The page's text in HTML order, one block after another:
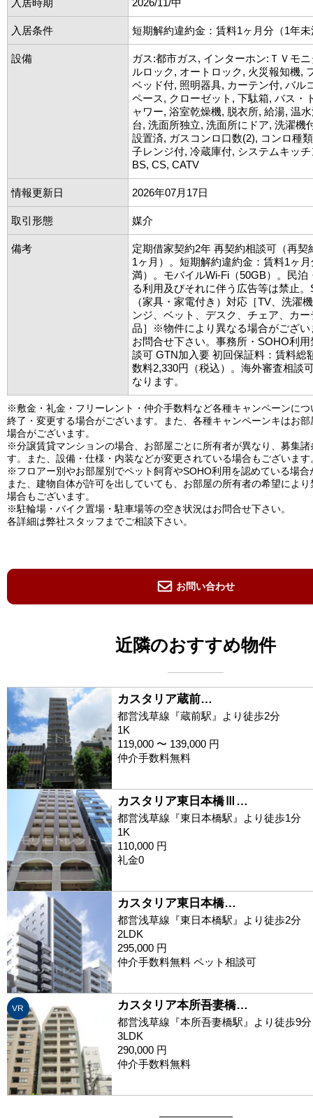
入居条件 短期解約違約金：賃料1ヶ月分（1年
設備
ガス:都市ガス, インターホン:ＴＶモ
ルロック, オートロック, 火災報知機,
ベッド付, 照明器具, カーテン付, バル
ペース, クローゼット, 下駄箱, バス・
ャワー, 浴室乾燥機, 脱衣所, 給湯, 温
台, 洗面所独立, 洗面所にドア, 洗濯機
設置済, ガスコンロ口数(2), コンロ種
子レンジ付, 冷蔵庫付, システムキッ
BS, CS, CATV
情報更新日 2026年07月17日
取引形態 媒介
備考
定期借家契約2年 再契約相談可（再契
1ヶ月）。短期解約違約金：賃料1ヶ
満）。モバイルWi-Fi（50GB）。民泊
る利用及びそれに伴う広告等は禁止
（家具・家電付き）対応［TV、洗濯
ンジ、ベット、デスク、チェア、カ
品］※物件により異なる場合がござい
お問合せ下さい。事務所・SOHO利
談可 GTN加入要 初回保証料：賃料総
数料2,330円（税込）。海外審査相談
なります。
※敷金・礼金・フリーレント・仲介手数料など各種キャンペーンにつ
終了・変更する場合がございます。また、各種キャンペーンキはお
場合がございます。
※分譲賃貸マンションの場合、お部屋ごとに所有者が異なり、募集諸
す。また、設備・仕様・内装などが変更されている場合もございます
※フロアー別やお部屋別でペット飼育やSOHO利用を認めている場合
また、建物自体が許可を出していても、お部屋の所有者の希望によ
場合もございます。
※駐輪場・バイク置場・駐車場等の空き状況はお問合せ下さい。
各詳細は弊社スタッフまでご相談下さい。
お問い合わせ
近隣のおすすめ物件
カスタリア蔵前…
都営浅草線『蔵前駅』より徒歩2分
1K
119,000 〜 139,000 円
仲介手数料無料
カスタリア東日本橋Ⅲ…
都営浅草線『東日本橋駅』より徒歩1分
1K
110,000 円
礼金0
カスタリア東日本橋…
都営浅草線『東日本橋駅』より徒歩2分
2LDK
295,000 円
仲介手数料無料 ペット相談可
VR カスタリア本所吾妻橋…
都営浅草線『本所吾妻橋駅』より徒歩9分
3LDK
290,000 円
仲介手数料無料